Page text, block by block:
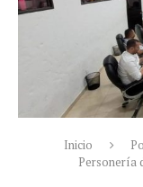
Inicio
Personería